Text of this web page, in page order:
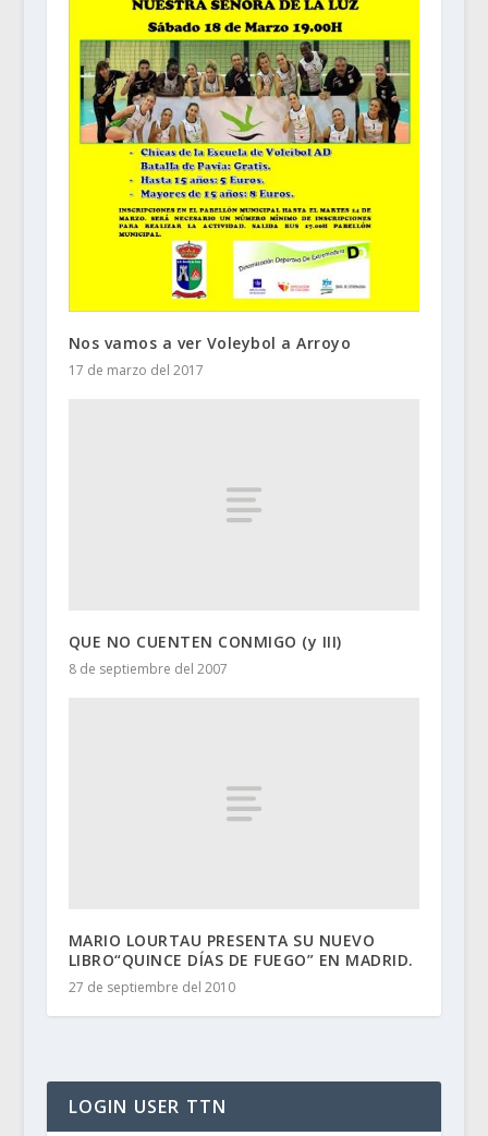
Nos vamos a ver Voleybol a Arroyo
17 de marzo del 2017
QUE NO CUENTEN CONMIGO (y III)
8 de septiembre del 2007
MARIO LOURTAU PRESENTA SU NUEVO
LIBRO“QUINCE DÍAS DE FUEGO” EN MADRID.
27 de septiembre del 2010
LOGIN USER TTN